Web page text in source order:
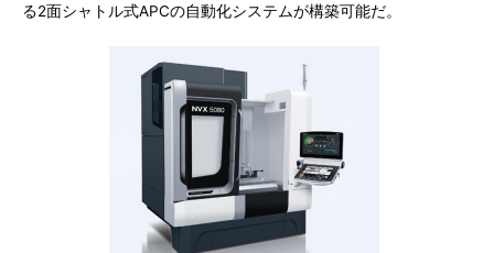
る2面シャトル式APCの自動化システムが構築可能だ。